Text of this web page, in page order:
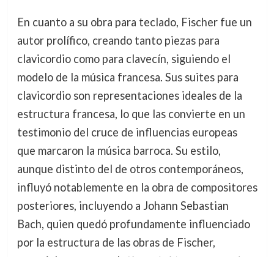
En cuanto a su obra para teclado, Fischer fue un
autor prolífico, creando tanto piezas para
clavicordio como para clavecín, siguiendo el
modelo de la música francesa. Sus suites para
clavicordio son representaciones ideales de la
estructura francesa, lo que las convierte en un
testimonio del cruce de influencias europeas
que marcaron la música barroca. Su estilo,
aunque distinto del de otros contemporáneos,
influyó notablemente en la obra de compositores
posteriores, incluyendo a Johann Sebastian
Bach, quien quedó profundamente influenciado
por la estructura de las obras de Fischer,